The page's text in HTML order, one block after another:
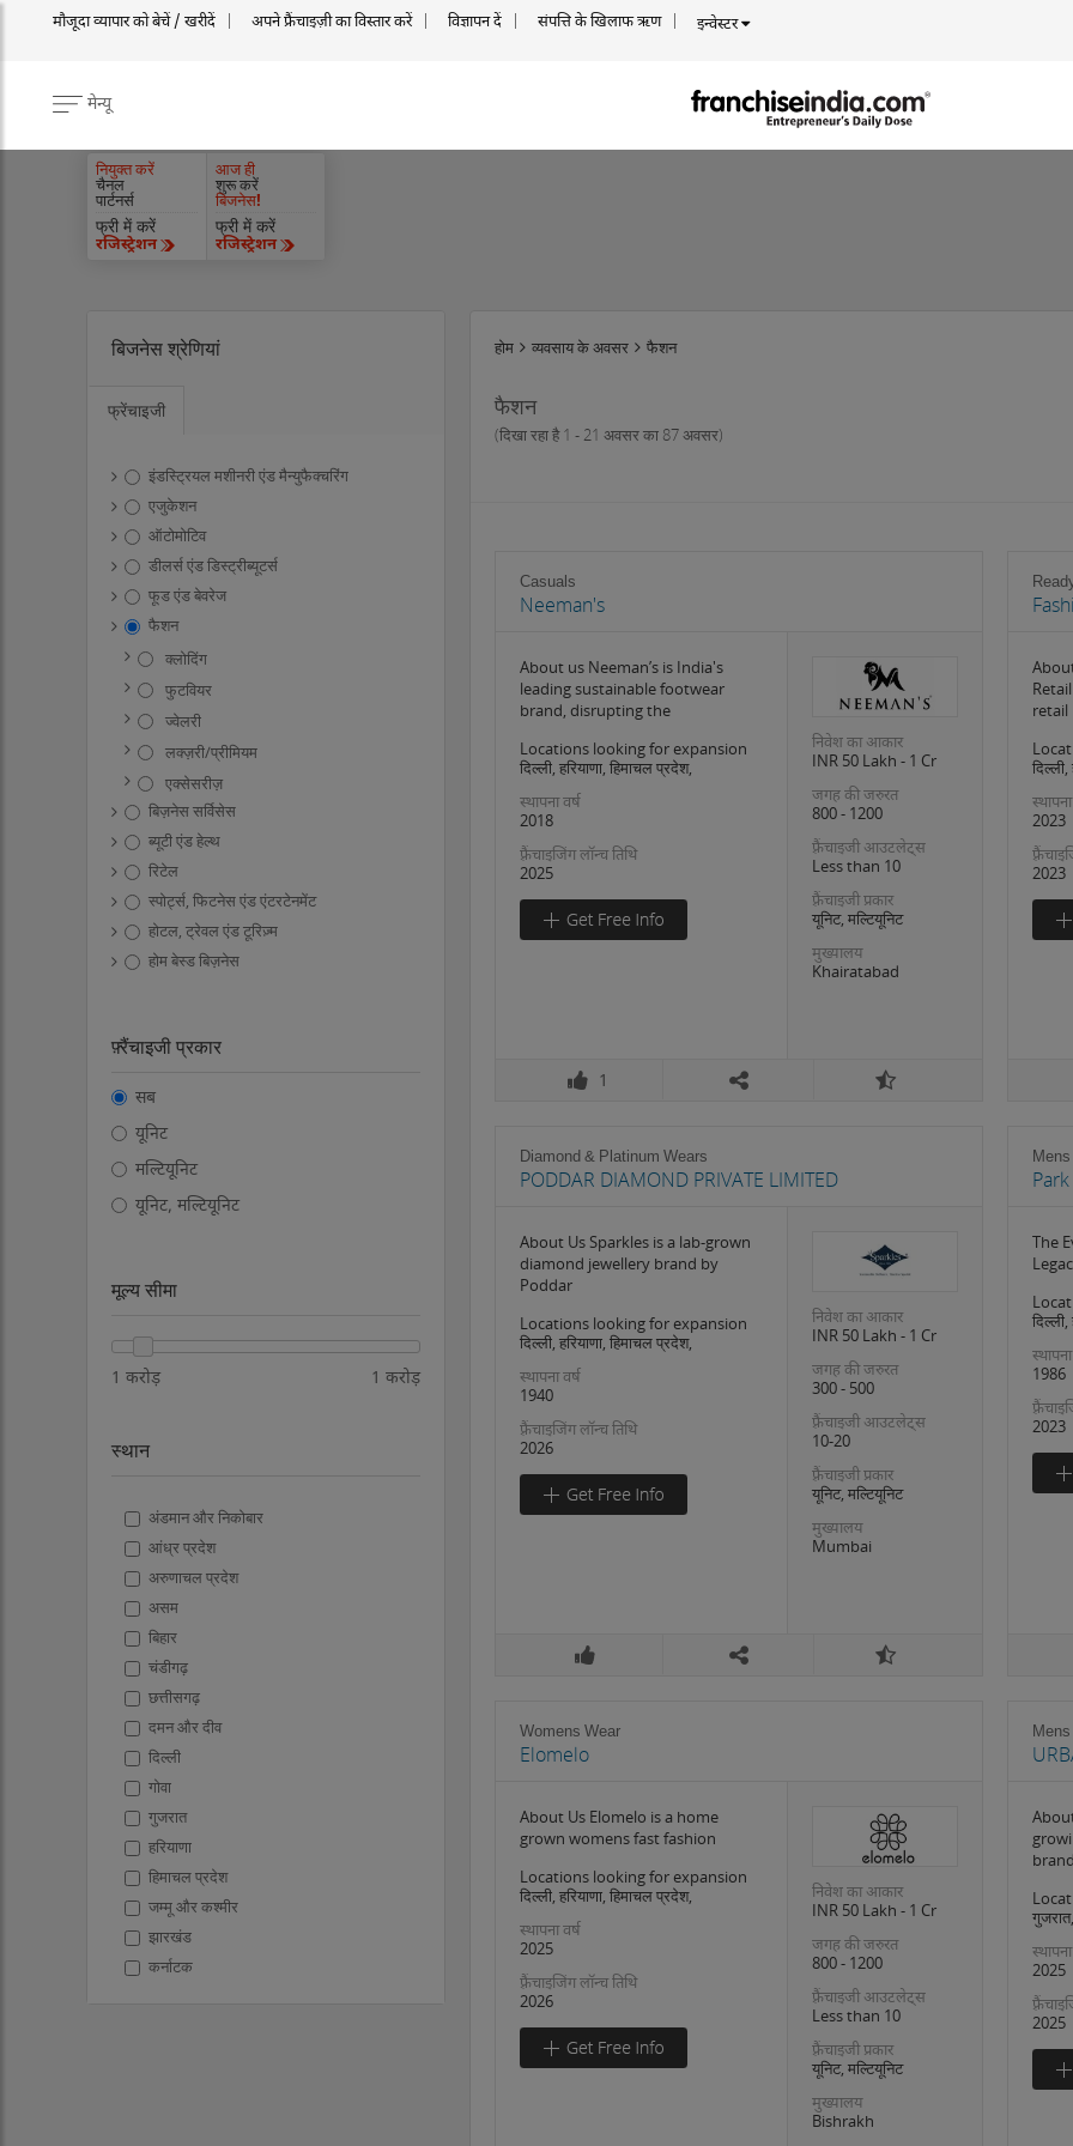
मौजूदा व्यापार को बेचें / खरीदें अपने फ्रैंचाइज़ी का विस्तार करें विज्ञापन दें संपत्ति के खिलाफ ऋण इन्वेस्टर
मेन्यू
नियुक्त करें
चैनल
पार्टनर्स
फ्री में करें
रजिस्ट्रेशन
आज ही
शुरू करें
बिजनेस!
फ्री में करें
रजिस्ट्रेशन
बिजनेस श्रेणियां
फ्रेंचाइजी
इंडस्ट्रियल मशीनरी एंड मैन्युफैक्चरिंग
एजुकेशन
ऑटोमोटिव
डीलर्स एंड डिस्ट्रीब्यूटर्स
फूड एंड बेवरेज
फैशन
क्लोदिंग
फुटवियर
ज्वेलरी
लक्ज़री/प्रीमियम
एक्सेसरीज़
बिज़नेस सर्विसेस
ब्यूटी एंड हेल्थ
रिटेल
स्पोर्ट्स, फिटनेस एंड एंटरटेनमेंट
होटल, ट्रेवल एंड टूरिज़्म
होम बेस्ड बिज़नेस
फ़्रैंचाइजी प्रकार
सब
यूनिट
मल्टियूनिट
यूनिट, मल्टियूनिट
मूल्य सीमा
1 करोड़ 1 करोड़
स्थान
अंडमान और निकोबार
आंध्र प्रदेश
अरुणाचल प्रदेश
असम
बिहार
चंडीगढ़
छत्तीसगढ़
दमन और दीव
दिल्ली
गोवा
गुजरात
हरियाणा
हिमाचल प्रदेश
जम्मू और कश्मीर
झारखंड
कर्नाटक
होम व्यवसाय के अवसर फैशन
फैशन
(दिखा रहा है 1 - 21 अवसर का 87 अवसर)
Casuals
Neeman's
About us Neeman’s is India's
leading sustainable footwear
brand, disrupting the
Locations looking for expansion
दिल्ली, हरियाणा, हिमाचल प्रदेश,
स्थापना वर्ष
2018
फ़्रैंचाइजिंग लॉन्च तिथि
2025
निवेश का आकार
INR 50 Lakh - 1 Cr
जगह की जरुरत
800 - 1200
फ़्रैंचाइजी आउटलेट्स
Less than 10
फ़्रैंचाइजी प्रकार
यूनिट, मल्टियूनिट
मुख्यालय
Khairatabad
1
retail
2023
2023
Diamond & Platinum Wears
PODDAR DIAMOND PRIVATE LIMITED
About Us Sparkles is a lab-grown
diamond jewellery brand by
Poddar
Locations looking for expansion
दिल्ली, हरियाणा, हिमाचल प्रदेश,
स्थापना वर्ष
1940
फ़्रैंचाइजिंग लॉन्च तिथि
2026
निवेश का आकार
INR 50 Lakh - 1 Cr
जगह की जरुरत
300 - 500
फ़्रैंचाइजी आउटलेट्स
10-20
फ़्रैंचाइजी प्रकार
यूनिट, मल्टियूनिट
मुख्यालय
Mumbai
The
1986
2023
Womens Wear
Elomelo
About Us Elomelo is a home
grown womens fast fashion
Locations looking for expansion
दिल्ली, हरियाणा, हिमाचल प्रदेश,
स्थापना वर्ष
2025
फ़्रैंचाइजिंग लॉन्च तिथि
2026
निवेश का आकार
INR 50 Lakh - 1 Cr
जगह की जरुरत
800 - 1200
फ़्रैंचाइजी आउटलेट्स
Less than 10
फ़्रैंचाइजी प्रकार
यूनिट, मल्टियूनिट
मुख्यालय
Bishrakh
2025
2025